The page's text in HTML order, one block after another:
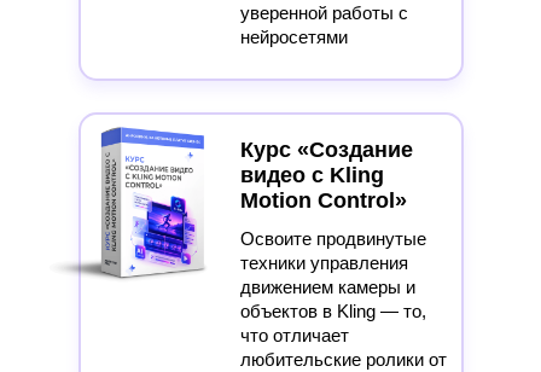
уверенной работы с
нейросетями
Курс «Создание
видео с Kling
Motion Control»
Освоите продвинутые
техники управления
движением камеры и
объектов в Kling — то,
что отличает
любительские ролики от